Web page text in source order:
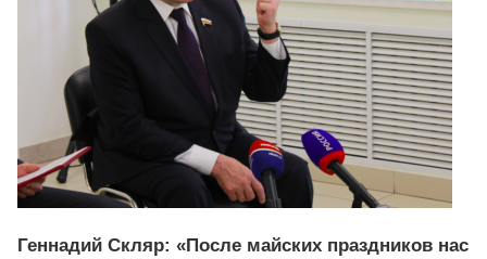
Геннадий Скляр: «После майских праздников нас